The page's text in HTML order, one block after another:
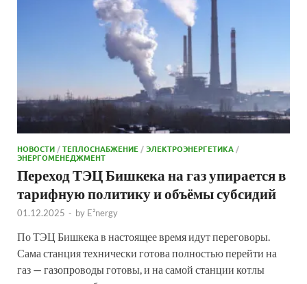
НОВОСТИ/ТЕПЛОСНАБЖЕНИЕ/ЭЛЕКТРОЭНЕРГЕТИКА/
ЭНЕРГОМЕНЕДЖМЕНТ
Переход ТЭЦ Бишкека на газ упирается в
тарифную политику и объёмы субсидий
01.12.2025 - by E²nergy
По ТЭЦ Бишкека в настоящее время идут переговоры.
Сама станция технически готова полностью перейти на
газ — газопроводы готовы, и на самой станции котлы